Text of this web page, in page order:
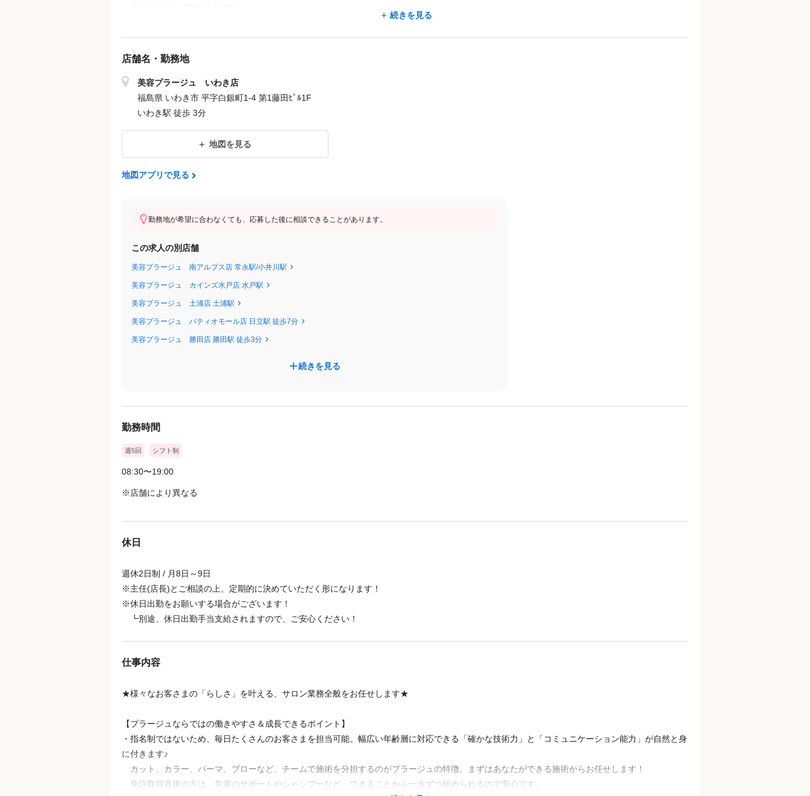
⽉給45.3万円/固定給237,600円+特別⼿当111,400円+その他⼿当104,000円
トップスタイリスト ⽉給:270,160円〜299,200円+売上特別⼿当
※⽉25⽇出勤 319,894円(基本給+固定残業代+休⽇出勤⼿当3⽇分49,734円)〜+売上特別⼿当
■⽉給例（各店舗の状況により異なります）
25⽇出社の場合
・トップスタイリスト(20代 ⼊社4年)
⽉給59.7万円/固定給270,160円+特別⼿当258,840円+その他⼿当68,000円
※昇給あり
※【正社員】60歳未満の⽅(定年60歳のため)
・スタイリスト（免許を持っている人）
・トップスタイリスト（スタイリスト）
・チーフスタイリスト（店⻑・チーフ）
◎給与は経験や能⼒により異なります︕
◎売上特別⼿当・歩合は店舗売上に応じて⽀給します︕
店舗メンバーでのチームワークが⼤切です♬
是⾮、プラージュで"⼿取り給料"を実感してみて下さい︕
☆★☆★☆★☆★☆★☆★☆★☆★☆
続きを見る
店舗名・勤務地
美容プラージュ いわき店
福島県 いわき市 平字白銀町1-4 第1藤田ﾋﾞﾙ1F
いわき駅 徒歩 3分
地図を見る
地図アプリで見る
勤務地が希望に合わなくても、応募した後に相談できることがあります。
この求人の別店舗
美容プラージュ 南アルプス店 常永駅/小井川駅
美容プラージュ カインズ水戸店 水戸駅
美容プラージュ 土浦店 土浦駅
美容プラージュ パティオモール店 日立駅 徒歩7分
美容プラージュ 勝田店 勝田駅 徒歩3分
続きを見る
勤務時間
週5回 シフト制
08:30〜19:00
※店舗により異なる
休日
週休2日制 / 月8日～9日
※主任(店長)とご相談の上、定期的に決めていただく形になります！
※休日出勤をお願いする場合がございます！
┗別途、休日出勤手当支給されますので、ご安心ください！
仕事内容
★様々なお客さまの「らしさ」を叶える、サロン業務全般をお任せします★
【プラージュならではの働きやすさ＆成長できるポイント】
・指名制ではないため、毎日たくさんのお客さまを担当可能。幅広い年齢層に対応できる「確かな技術力」と「コミュニケーション能力」が自然と身
に付きます♪
カット、カラー、パーマ、ブローなど、チームで施術を分担するのがプラージュの特徴。まずはあなたができる施術からお任せします！
免許取得直後の方は、先輩のサポートやシャンプーなど、できることから一歩ずつ始められるので安心です。